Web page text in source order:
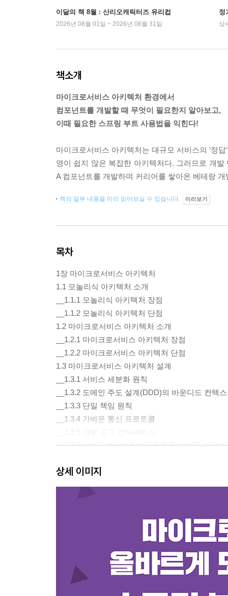
이달의 책 8월 : 산리오캐릭터즈 유리컵
2026년 08월 01일 ~ 2026년 08월 31일
정
상
책소개
마이크로서비스 아키텍처 환경에서
컴포넌트를 개발할 때 무엇이 필요한지 알아보고,
이때 필요한 스프링 부트 사용법을 익힌다!
마이크로서비스 아키텍처는 대규모 서비스의 ‘정
영이 쉽지 않은 복잡한 아키텍처다. 그러므로 개
A 컴포넌트를 개발하며 커리어를 쌓아온 베테랑
책의 일부 내용을 미리 읽어보실 수 있습니다. 미리보기
목차
1장 마이크로서비스 아키텍처
1.1 모놀리식 아키텍처 소개
__1.1.1 모놀리식 아키텍처 장점
__1.1.2 모놀리식 아키텍처 단점
1.2 마이크로서비스 아키텍처 소개
__1.2.1 마이크로서비스 아키텍처 장점
__1.2.2 마이크로서비스 아키텍처 단점
1.3 마이크로서비스 아키텍처 설계
__1.3.1 서비스 세분화 원칙
__1.3.2 도메인 주도 설계(DDD)의 바운디드 컨텍
__1.3.3 단일 책임 원칙
__1.3.4 가벼운 통신 프로토콜
__1.3.6 마이크로서비스마다 독립된 데이터 저장소
1.4 스프링 투어의 아키텍처 변화
__1.4.1 스프링 투어의 시작
__1.4.2 서비스 안정성 확보
__1.4.4 데이터 저장소의 확장
__1.4.5 마이크로서비스 아키텍처의 시작
1.5 12 요소 애플리케이션
__1.5.1 코드베이스: 버전 관리되는 하나의 코드베
__1.5.2 의존성: 명시적으로 선언할 수 있고 분리
__1.5.3 설정: 환경 변수를 이용한 설정
상세 이미지